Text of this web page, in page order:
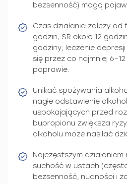
bezsenność) mogą
Czas działania zależy od
godzin, SR około 12
godziny; leczenie
się przez co najmniej
poprawie.
Unikać spożywania
nagłe odstawienie
uspokajających przed
bupropionu zwiększa
alkoholu może nasilać
Najczęstszym
suchość w ustach
bezsenność, nudności i